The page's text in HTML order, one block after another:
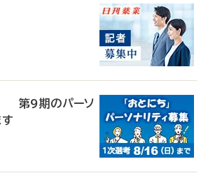
第9期のパーソ
す